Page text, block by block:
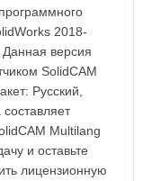
2018-
версия
SolidCAM
Русский,
Multilang
и оставьте
лицензионную